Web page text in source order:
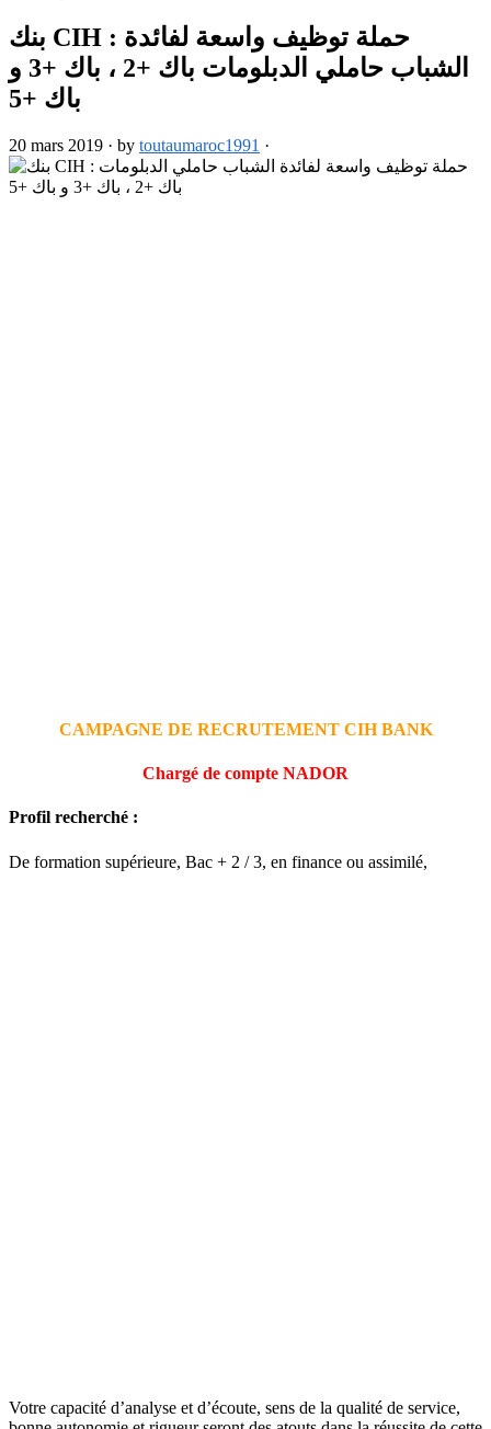
بنك CIH : حملة توظيف واسعة لفائدة
الشباب حاملي الدبلومات باك +2 ، باك +3 و
باك +5
20 mars 2019 · by toutaumaroc1991 ·
CAMPAGNE DE RECRUTEMENT CIH BANK
Chargé de compte NADOR
Profil recherché :
De formation supérieure, Bac + 2 / 3, en finance ou assimilé,
Votre capacité d’analyse et d’écoute, sens de la qualité de service,